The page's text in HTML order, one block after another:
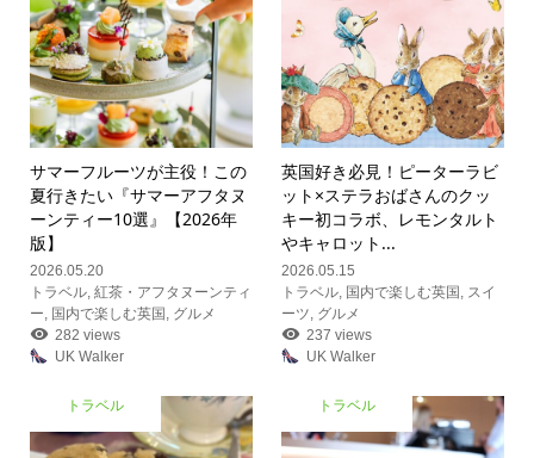
サマーフルーツが主役！この
夏行きたい『サマーアフタヌ
ーンティー10選』【2026年
版】
2026.05.20
トラベル, 紅茶・アフタヌーンティ
ー, 国内で楽しむ英国 , グルメ
282 views
UK Walker
英国好き必見！ピーターラビ
ット×ステラおばさんのクッ
キー初コラボ、レモンタルト
やキャロット...
2026.05.15
トラベル, 国内で楽しむ英国 , スイ
ーツ, グルメ
237 views
UK Walker
トラベル トラベル